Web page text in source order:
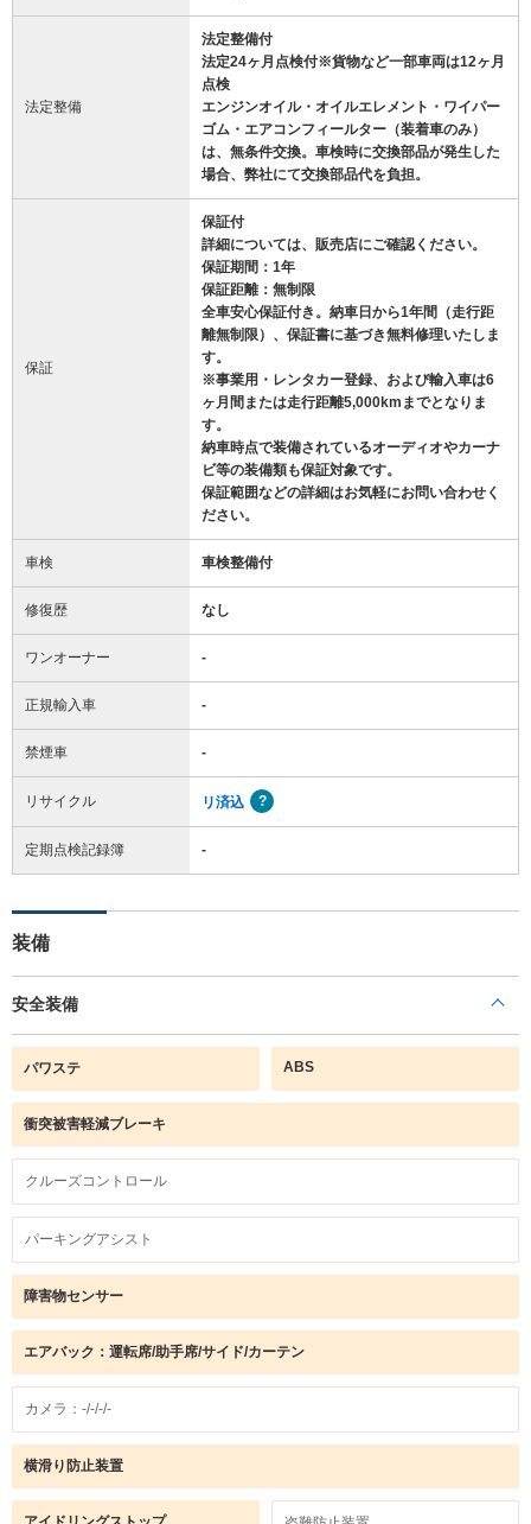
法定整備
法定整備付
法定24ヶ月点検付※貨物など一部車両は12ヶ月
点検
エンジンオイル・オイルエレメント・ワイパー
ゴム・エアコンフィールター（装着車のみ）
は、無条件交換。車検時に交換部品が発生した
場合、弊社にて交換部品代を負担。
保証
保証付
詳細については、販売店にご確認ください。
保証期間：1年
保証距離：無制限
全車安心保証付き。納車日から1年間（走行距
離無制限）、保証書に基づき無料修理いたしま
す。
※事業用・レンタカー登録、および輸入車は6
ヶ月間または走行距離5,000kmまでとなりま
す。
納車時点で装備されているオーディオやカーナ
ビ等の装備類も保証対象です。
保証範囲などの詳細はお気軽にお問い合わせく
ださい。
車検 車検整備付
修復歴 なし
ワンオーナー -
正規輸入車 -
禁煙車 -
リサイクル リ済込
定期点検記録簿 -
装備
安全装備
パワステ ABS
衝突被害軽減ブレーキ
クルーズコントロール
パーキングアシスト
障害物センサー
エアバック：運転席/助手席/サイド/カーテン
カメラ：-/-/-/-
横滑り防止装置